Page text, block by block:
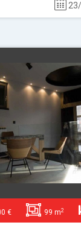
€ 99 m2